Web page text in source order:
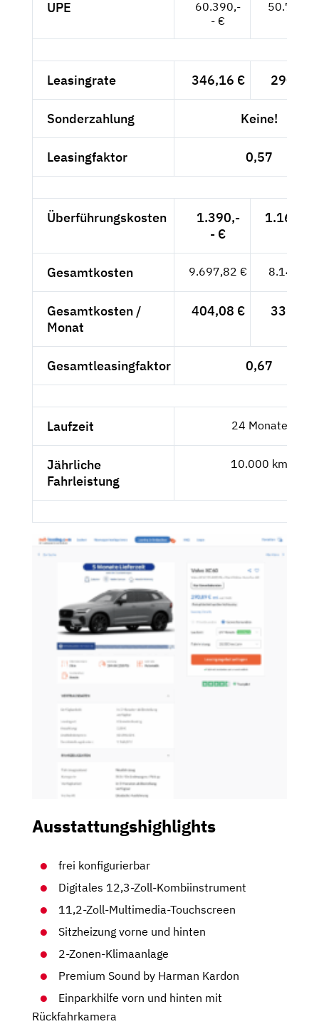
UPE
60.390,-
- €
Leasingrate 346,16 € 290,89
Sonderzahlung Keine!
Leasingfaktor 0,57
Überführungskosten
1.390,-
- €
Gesamtkosten 9.697,82 € 8.149,43
Gesamtkosten /
Monat
404,08 € 339,56
Gesamtleasingfaktor 0,67
Laufzeit 24 Monate
Jährliche
Fahrleistung
10.000 km
Ausstattungshighlights
frei konfigurierbar
Digitales 12,3-Zoll-Kombiinstrument
11,2-Zoll-Multimedia-Touchscreen
Sitzheizung vorne und hinten
2-Zonen-Klimaanlage
Premium Sound by Harman Kardon
Einparkhilfe vorn und hinten mit
Rückfahrkamera